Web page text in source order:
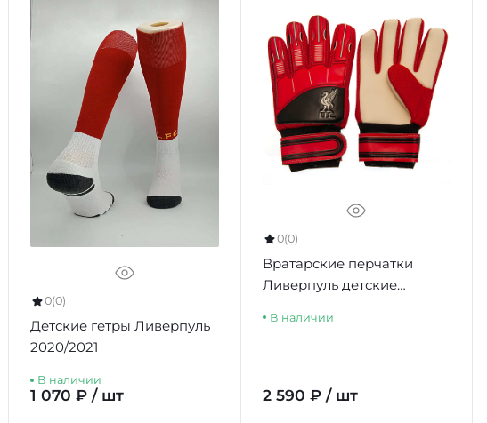
0(0)
Детские гетры Ливерпуль
2020/2021
В наличии
1 070 ₽ / шт
0(0)
Вратарские перчатки
Ливерпуль детские
7-9 лет
В наличии
2 590 ₽ / шт